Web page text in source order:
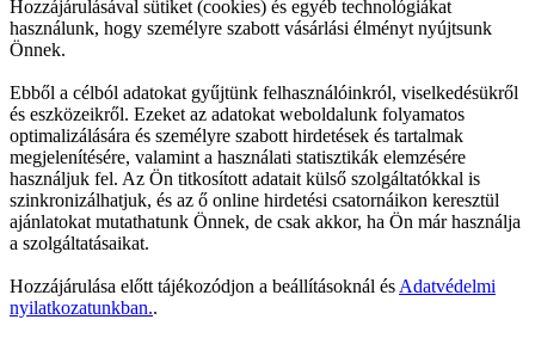
Hozzájárulásával sütiket (cookies) és egyéb technológiákat
használunk, hogy személyre szabott vásárlási élményt nyújtsunk
Önnek.
Ebből a célból adatokat gyűjtünk felhasználóinkról, viselkedésükről
és eszközeikről. Ezeket az adatokat weboldalunk folyamatos
optimalizálására és személyre szabott hirdetések és tartalmak
megjelenítésére, valamint a használati statisztikák elemzésére
használjuk fel. Az Ön titkosított adatait külső szolgáltatókkal is
szinkronizálhatjuk, és az ő online hirdetési csatornáikon keresztül
ajánlatokat mutathatunk Önnek, de csak akkor, ha Ön már használja
a szolgáltatásaikat.
Hozzájárulása előtt tájékozódjon a beállításoknál és Adatvédelmi
nyilatkozatunkban..